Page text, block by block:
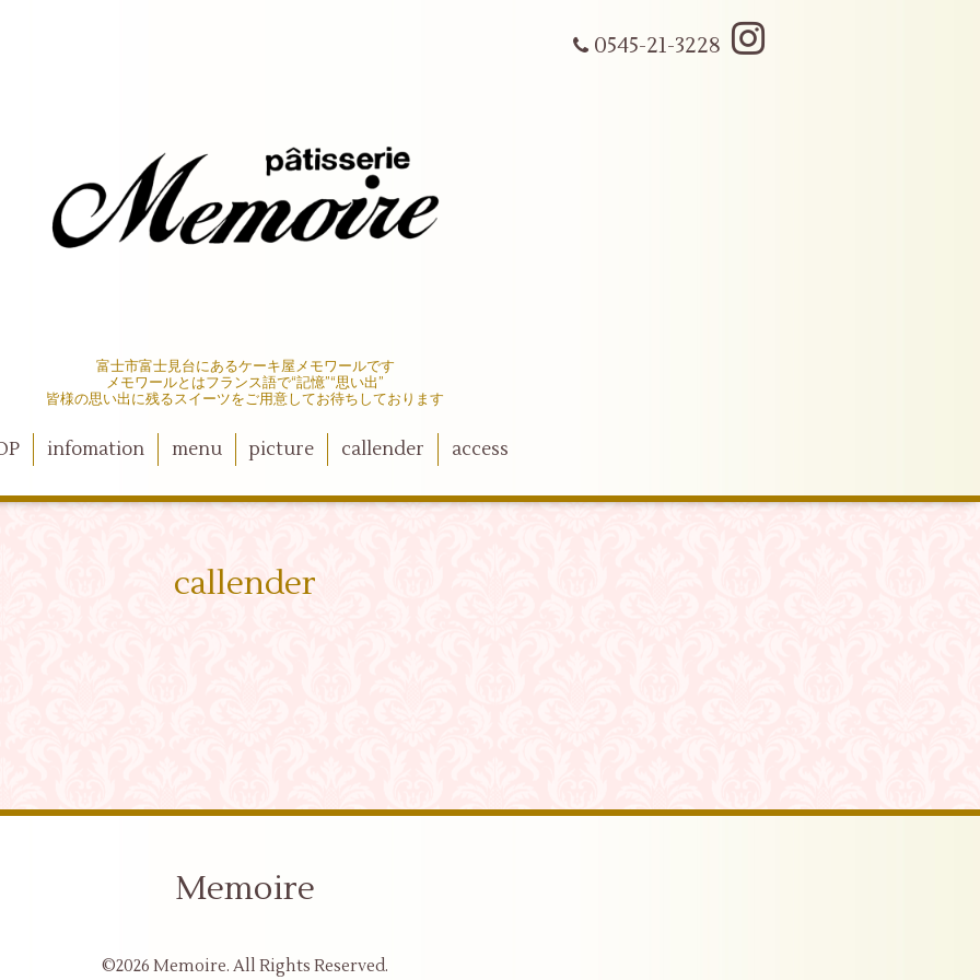
0545-21-3228
富士市富士見台にあるケーキ屋メモワールです
メモワールとはフランス語で“記憶”“思い出”
皆様の思い出に残るスイーツをご用意してお待ちしております
infomation menu picture callender access
callender
Memoire
©2026 Memoire. All Rights Reserved.